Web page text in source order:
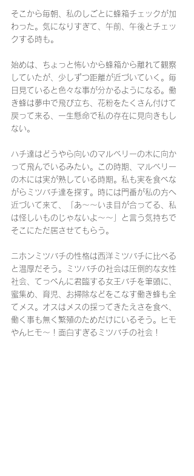
そこから毎朝、私のしごとに蜂箱チェックが加
わった。気になりすぎて、午前、午後とチェッ
クする時も。
始めは、ちょっと怖いから蜂箱から離れて観察
していたが、少しずつ距離が近づいていく。毎
日見ていると色々な事が分かるようになる。働
き蜂は夢中で飛び立ち、花粉をたくさん付けて
戻って来る、一生懸命で私の存在に見向きもし
ない。
ハチ達はどうやら向いのマルベリーの木に向か
って飛んでいるみたい。この時期、マルベリー
の木には実が熟している時期。私も実を食べな
がらミツバチ達を探す。時には門番が私の方へ
近づいて来て、「あ〜〜いま目が合ってる、私
は怪しいものじゃないよ〜〜」と言う気持ちで
そこにただ居させてもらう。
ニホンミツバチの性格は西洋ミツバチに比べる
と温厚だそう。ミツバチの社会は圧倒的な女性
社会、てっぺんに君臨する女王バチを筆頭に、
蜜集め、育児、お掃除などをこなす働き蜂も全
てメス。オスはメスの採ってきたえさを食べ、
働く事も無く繁殖のためだけにいるそう。ヒモ
やんヒモ〜！面白すぎるミツバチの社会！